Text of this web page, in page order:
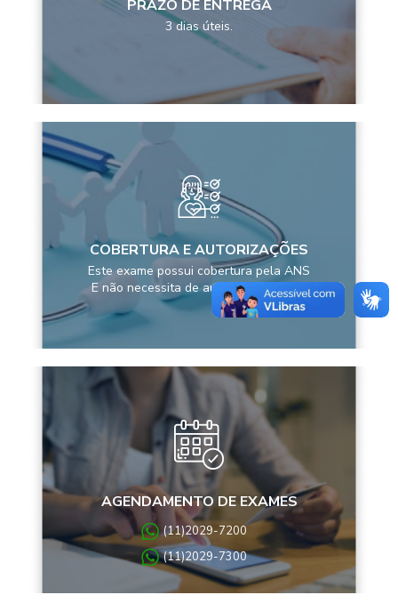
PRAZO DE ENTREGA
3 dias úteis.
COBERTURA E AUTORIZAÇÕES
Este exame possui cobertura pela ANS
E não necessita de autorização prévia
AGENDAMENTO DE EXAMES
(11)2029-7200
(11)2029-7300